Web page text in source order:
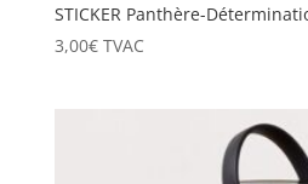
STICKER Panthère-
3,00€ TVAC